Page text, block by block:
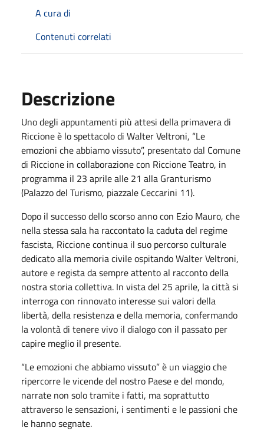
A cura di
Contenuti correlati
Descrizione
Uno degli appuntamenti più attesi della primavera di
Riccione è lo spettacolo di Walter Veltroni, “Le
emozioni che abbiamo vissuto”, presentato dal Comune
di Riccione in collaborazione con Riccione Teatro, in
programma il 23 aprile alle 21 alla Granturismo
(Palazzo del Turismo, piazzale Ceccarini 11).
Dopo il successo dello scorso anno con Ezio Mauro, che
nella stessa sala ha raccontato la caduta del regime
fascista, Riccione continua il suo percorso culturale
dedicato alla memoria civile ospitando Walter Veltroni,
autore e regista da sempre attento al racconto della
nostra storia collettiva. In vista del 25 aprile, la città si
interroga con rinnovato interesse sui valori della
libertà, della resistenza e della memoria, confermando
la volontà di tenere vivo il dialogo con il passato per
capire meglio il presente.
“Le emozioni che abbiamo vissuto” è un viaggio che
ripercorre le vicende del nostro Paese e del mondo,
narrate non solo tramite i fatti, ma soprattutto
attraverso le sensazioni, i sentimenti e le passioni che
le hanno segnate.